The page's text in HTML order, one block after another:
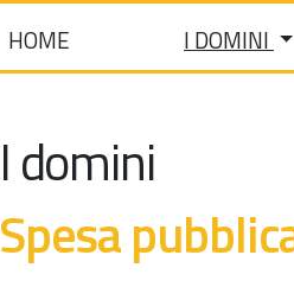
HOME I DOMINI
I domini
Spesa